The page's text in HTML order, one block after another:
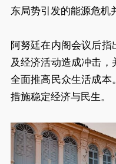
东局势引发的能源危机
阿努廷在内阁会议后
及经济活动造成冲击，
全面推高民众生活成本
措施稳定经济与民生。